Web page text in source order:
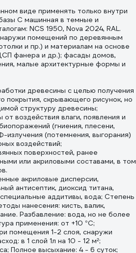
виде применять только внутри
C машинная в темные и
NCS 1950, Nova 2024, RAL.
помещений по деревянным
и пр.) и материалам на основе
фанера и др.); фасады домов,
малые архитектурные формы и
древесины с целью получения
покрытия, скрывающего рисунок, но
структуру древесины;
воздействия влаги, появления и
(гниения, плесени,
излучения (потемнения, выгорания)
воздействий;
поверхностей, ранее
или акриловыми составами, в том
акриловые дисперсии,
антисептик, диоксид титана,
аддитивы, вода; Степень
нанесения: кисть, валик,
Разбавление: вода, но не более
применения: от +10 °С;
помещения 1-2 слоя, снаружи
в 1 слой 1л на 10 - 12 м²;
Полное высыхание: 4 - 6 суток;